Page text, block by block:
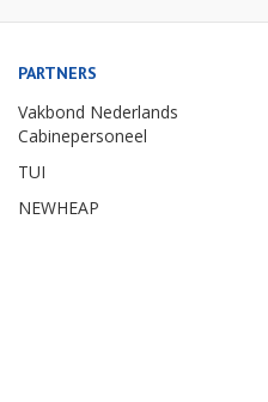
PARTNERS
Vakbond Nederlands
Cabinepersoneel
TUI
NEWHEAP